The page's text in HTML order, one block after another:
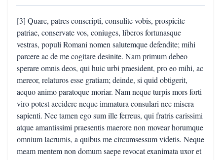
[3] Quare, patres conscripti, consulite vobis, prospicite
patriae, conservate vos, coniuges, liberos fortunasque
vestras, populi Romani nomen salutemque defendite; mihi
parcere ac de me cogitare desinite. Nam primum debeo
sperare omnis deos, qui huic urbi praesident, pro eo mihi, ac
mereor, relaturos esse gratiam; deinde, si quid obtigerit,
aequo animo paratoque moriar. Nam neque turpis mors forti
viro potest accidere neque immatura consulari nec misera
sapienti. Nec tamen ego sum ille ferreus, qui fratris carissimi
atque amantissimi praesentis maerore non movear horumque
omnium lacrumis, a quibus me circumsessum videtis. Neque
meam mentem non domum saepe revocat exanimata uxor et